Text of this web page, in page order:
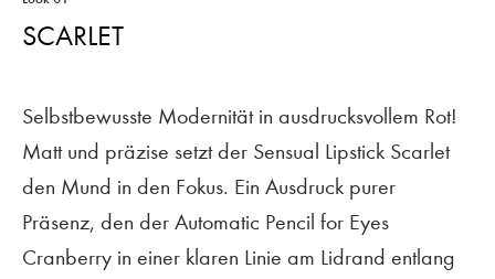
SCARLET
Selbstbewusste Modernität in ausdrucksvollem Rot!
Matt und präzise setzt der Sensual Lipstick Scarlet
den Mund in den Fokus. Ein Ausdruck purer
Präsenz, den der Automatic Pencil for Eyes
Cranberry in einer klaren Linie am Lidrand entlang